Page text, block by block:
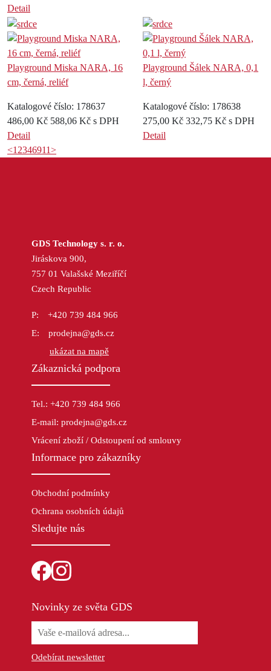
Detail
Playground Miska NARA, 16
cm, černá, reliéf
Katalogové číslo: 178637
486,00 Kč 588,06 Kč s DPH
Detail
Playground Šálek NARA, 0,1
l, černý
Katalogové číslo: 178638
275,00 Kč 332,75 Kč s DPH
Detail
<1 2346911>
GDS Technology s. r. o.
Jiráskova 900,
757 01 Valašské Meziříčí
Czech Republic
+420 739 484 966
prodejna@gds.cz
ukázat na mapě
Zákaznická podpora
Tel.: +420 739 484 966
E-mail: prodejna@gds.cz
Vrácení zboží / Odstoupení od smlouvy
Informace pro zákazníky
Obchodní podmínky
Ochrana osobních údajů
Sledujte nás
Novinky ze světa GDS
Odebírat newsletter